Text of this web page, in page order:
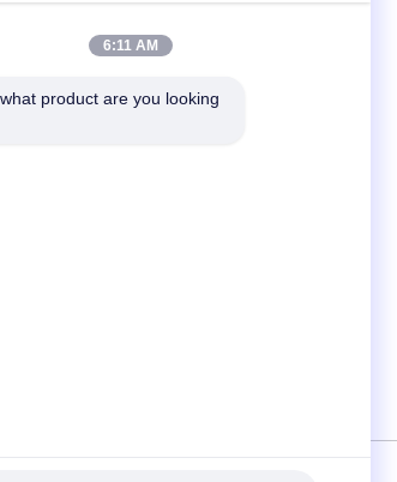
+86-18912490312
Trading Co.,Ltd . Todos os direitos
6:11 AM
product are you looking